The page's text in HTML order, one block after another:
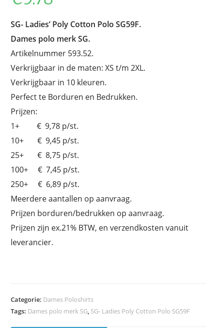
SG- Ladies’ Poly Cotton Polo SG59F.
Dames polo merk SG.
Artikelnummer 593.52.
Verkrijgbaar in de maten: XS t/m 2XL.
Verkrijgbaar in 10 kleuren.
Perfect te Borduren en Bedrukken.
Prijzen:
1+ € 9,78 p/st.
10+ € 9,45 p/st.
25+ € 8,75 p/st.
100+ € 7,45 p/st.
250+ € 6,89 p/st.
Meerdere aantallen op aanvraag.
Prijzen borduren/bedrukken op aanvraag.
Prijzen zijn ex.21% BTW, en verzendkosten vanuit
leverancier.
Categorie: Dames Poloshirts
Tags: Dames polo merk SG, SG- Ladies Poly Cotton Polo SG59F